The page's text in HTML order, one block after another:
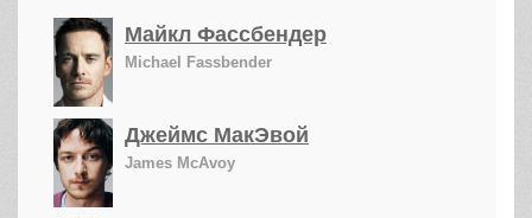
Майкл Фассбендер
Michael Fassbender
Джеймс МакЭвой
James McAvoy